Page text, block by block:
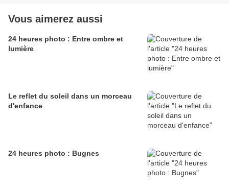
Vous aimerez aussi
24 heures photo : Entre ombre et
lumière
Le reflet du soleil dans un morceau
d'enfance
24 heures photo : Bugnes